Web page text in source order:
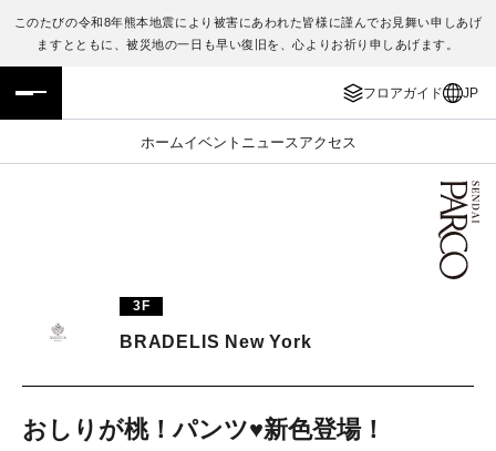
このたびの令和8年熊本地震により被害にあわれた皆様に謹んでお見舞い申しあげ
ますとともに、被災地の一日も早い復旧を、心よりお祈り申しあげます。
フロアガイド JP
ホームイベント ニュース アクセス
フロアガイド
施設案内・アクセス
TAX FREE
ENGLISH
繁体字
日本語
3F
BRADELIS New York
おしりが桃！パンツ♥新色登場！